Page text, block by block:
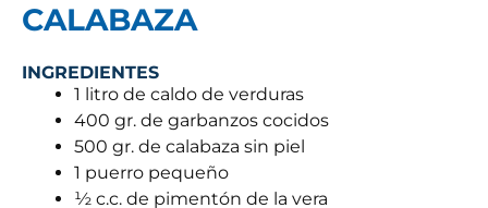
CALABAZA
INGREDIENTES
1 litro de caldo de verduras
400 gr. de garbanzos cocidos
500 gr. de calabaza sin piel
1 puerro pequeño
½ c.c. de pimentón de la vera